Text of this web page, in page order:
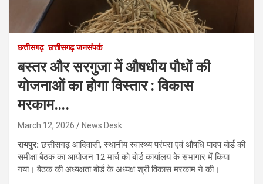
छत्तीसगढ़ छत्तीसगढ़ जनसंपर्क
बस्तर और सरगुजा में औषधीय पौधों की
योजनाओं का होगा विस्तार : विकास
मरकाम….
March 12, 2026 News Desk
रायपुर:छत्तीसगढ़ आदिवासी, स्थानीय स्वास्थ्य परंपरा एवं औषधि पादप बोर्ड की
समीक्षा बैठक का आयोजन 12 मार्च को बोर्ड कार्यालय के सभागार में किया
गया। बैठक की अध्यक्षता बोर्ड के अध्यक्ष श्री विकास मरकाम ने की।